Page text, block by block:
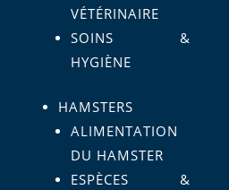
VÉTÉRINAIRE
SOINS &
HYGIÈNE
HAMSTERS
ALIMENTATION
DU HAMSTER
ESPÈCES &